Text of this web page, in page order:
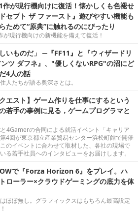
作が現行機向けに復活！懐かしくも色褪せ
セプト ザ ファースト』遊びやすい機能も
ためて“原典”に触れるのにぴったり
が現行機向けの新機能を備えて復活！
いものだ」 ─『FF11』と『ウィザードリ
ンツ ダフネ』、"優しくないRPG"の沼にど
4人の話
人たちが語る奥深さとは。
エスト】ゲーム作りを仕事にするという
若手の事例に見る，ゲームプログラマと
4Gamerの合同による就活イベント「キャリア
4回が東京都立産業貿易センター浜松町館で開催
のイベントに合わせて取材した、各社の現場で
る若手社員へのインタビューをお届けします。
で『Forza Horizon 6』をプレイ。ハ
ローラー×クラウドゲーミングの底力を体
ほぼ無し。グラフィックスはもちろん最高設定